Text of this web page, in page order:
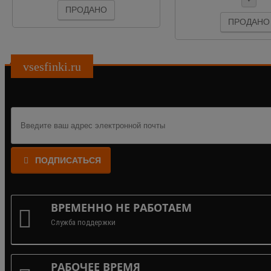
ПРОДАНО
ПРОДАНО
vsesfinki.ru
ПОДПИСАТЬСЯ
ВРЕМЕННО НЕ РАБОТАЕМ
Служба поддержки
РАБОЧЕЕ ВРЕМЯ